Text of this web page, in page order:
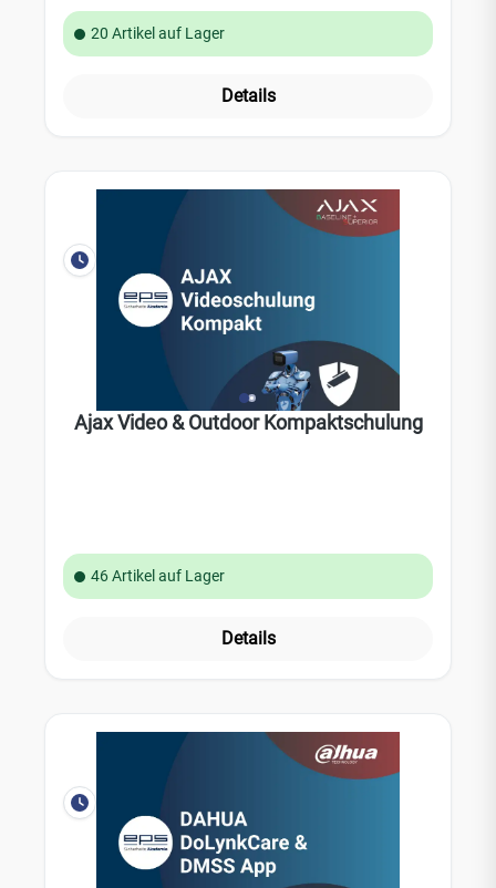
20 Artikel auf Lager
Details
Ajax Video & Outdoor Kompaktschulung
46 Artikel auf Lager
Details